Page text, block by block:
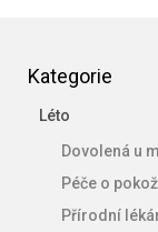
kategorie
Kategorie
Léto
Dovolená u
Péče o
Přírodní